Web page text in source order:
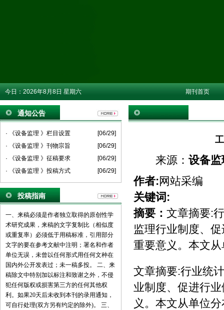
今日： 2026年8月8日 星期六 期刊首页
通知公告
· 《设备监理 》栏目设置
[06/29]
· 《设备监理 》刊物宗旨
[06/29]
· 《设备监理 》征稿要求
[06/29]
· 《设备监理 》投稿方式
[06/29]
投稿指南
一、来稿必须是作者独立取得的原创性学
术研究成果，来稿的文字复制比（相似度
或重复率）必须低于用稿标准，引用部分
文字的要在参考文献中注明；署名和作者
单位无误，未曾以任何形式用任何文种在
国内外公开发表过；未一稿多投。 二、来
稿除文中特别加以标注和致谢之外，不侵
犯任何版权或损害第三方的任何其他权
利。如果20天后未收到本刊的录用通知，
可自行处理(双方另有约定的除外)。 三、
来源： 设备监
作者:网站采编
关键词:
摘要： 文章摘要:
监理行业制度、
重要意义。本文
文章摘要:行业统
业制度、促进行
义。本文从单位